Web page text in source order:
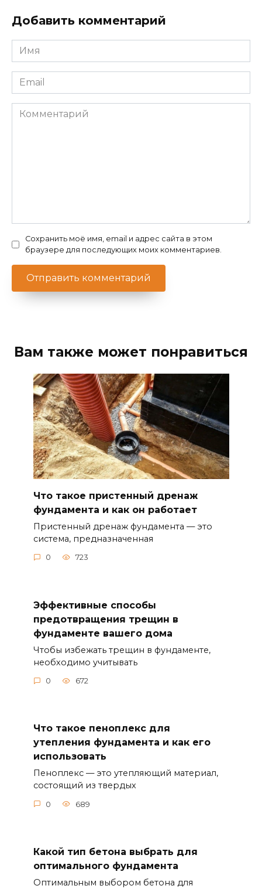
Добавить комментарий
Имя
*
Email
*
Комментарий
Сохранить моё имя, email и адрес сайта в этом
браузере для последующих моих комментариев.
Вам также может понравиться
Что такое пристенный дренаж
фундамента и как он работает
Пристенный дренаж фундамента — это
система, предназначенная
0 723
Эффективные способы
предотвращения трещин в
фундаменте вашего дома
Чтобы избежать трещин в фундаменте,
необходимо учитывать
0 672
Что такое пеноплекс для
утепления фундамента и как его
использовать
Пеноплекс — это утепляющий материал,
состоящий из твердых
0 689
Какой тип бетона выбрать для
оптимального фундамента
Оптимальным выбором бетона для